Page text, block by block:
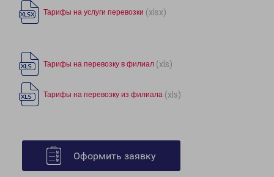
Тарифы на услуги перевозки (xlsx)
Тарифы на перевозку в филиал (xls)
Тарифы на перевозку из филиала (xls)
Оформить заявку